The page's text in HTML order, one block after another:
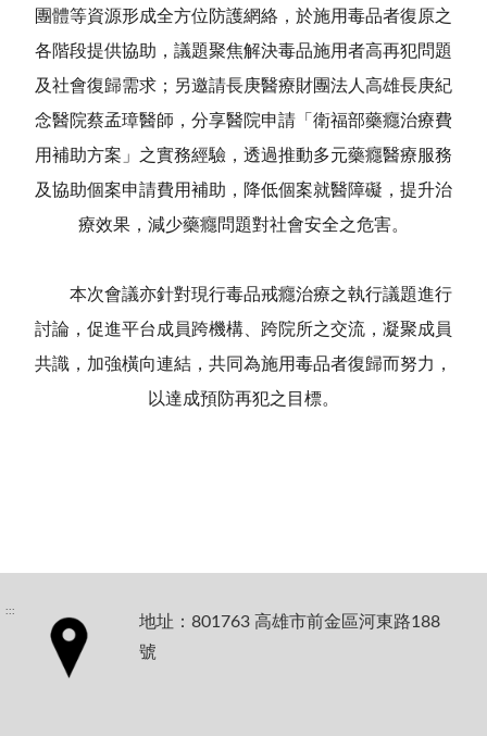
團體等資源形成全方位防護網絡，於施用毒品者復原之
各階段提供協助，議題聚焦解決毒品施用者高再犯問題
及社會復歸需求；另邀請長庚醫療財團法人高雄長庚紀
念醫院蔡孟璋醫師，分享醫院申請「衛福部藥癮治療費
用補助方案」之實務經驗，透過推動多元藥癮醫療服務
及協助個案申請費用補助，降低個案就醫障礙，提升治
療效果，減少藥癮問題對社會安全之危害。
本次會議亦針對現行毒品戒癮治療之執行議題進行
討論，促進平台成員跨機構、跨院所之交流，凝聚成員
共識，加強橫向連結，共同為施用毒品者復歸而努力，
以達成預防再犯之目標。
:::
地址：801763 高雄市前金區河東路188
號